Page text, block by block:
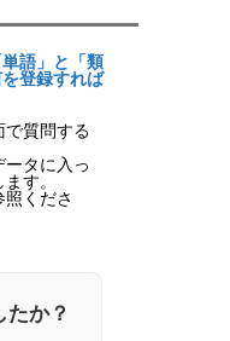
語」と「類
登録すれば
で質問する
タに入っ
す。
照くださ
たか？